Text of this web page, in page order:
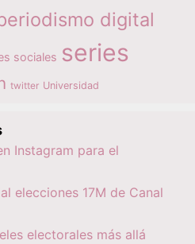
digital
sociales series
twitter Universidad
Instagram para el
elecciones 17M de Canal
electorales más allá